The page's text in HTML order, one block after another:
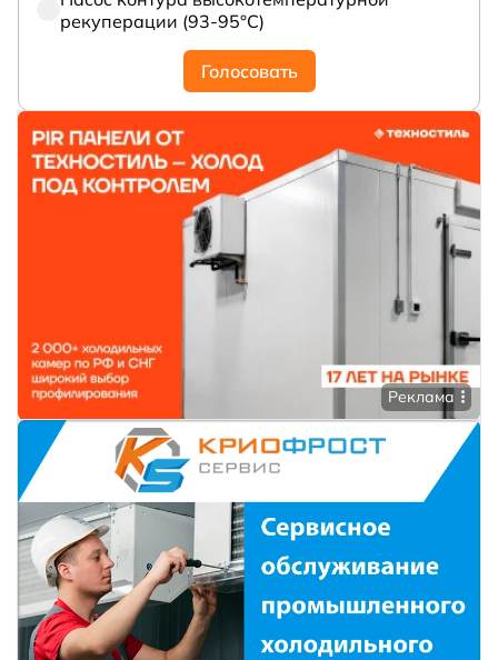
рекуперации (93-95°С)
Голосовать
Реклама